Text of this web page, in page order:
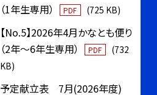
（1年生専用）
PDF (725 KB)
【No.5】2026年4月かなとも便り
（2年〜6年生専用）
PDF
(732
KB)
予定献立表 7月(2026年度)